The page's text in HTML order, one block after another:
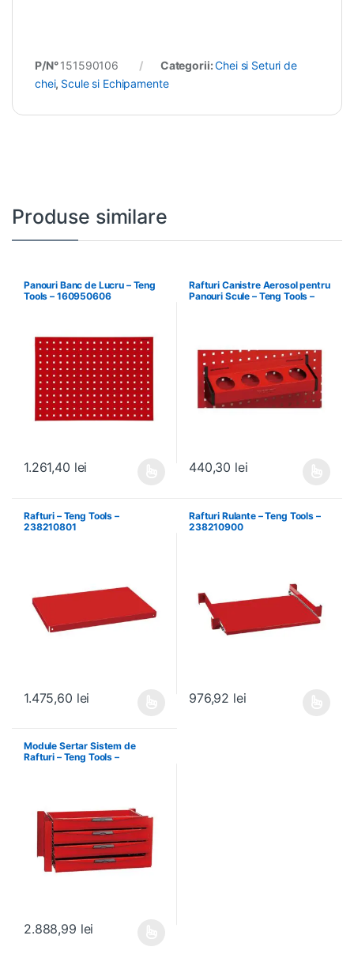
P/N°151590106 Categorii:Chei si Seturi de
chei, Scule si Echipamente
Produse similare
Panouri Banc de Lucru – Teng
Tools – 160950606
1.261,40 lei
Rafturi Canistre Aerosol pentru
Panouri Scule – Teng Tools –
440,30 lei
Rafturi – Teng Tools –
238210801
1.475,60 lei
Rafturi Rulante – Teng Tools –
238210900
976,92 lei
Module Sertar Sistem de
Rafturi – Teng Tools –
2.888,99 lei